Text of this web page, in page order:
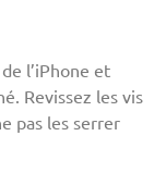
l’iPhone et
Revissez les vis
pas les serrer